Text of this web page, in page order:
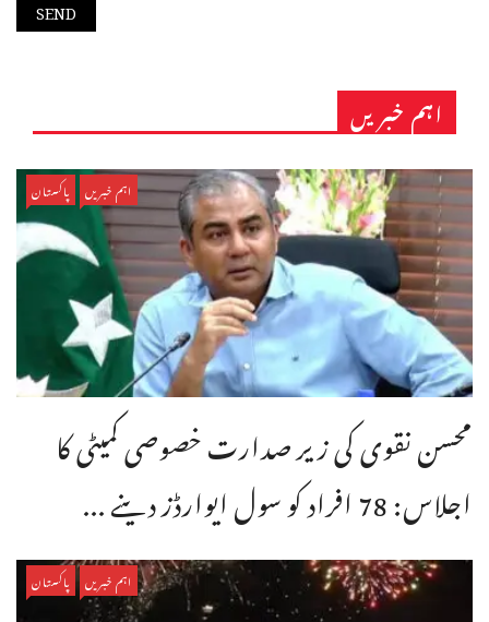
اہم خبریں
اہم خبریں پاکستان
محسن نقوی کی زیر صدارت خصوصی کمیٹی کا
اجلاس: 78 افراد کو سول ایوارڈز دینے ...
اہم خبریں پاکستان